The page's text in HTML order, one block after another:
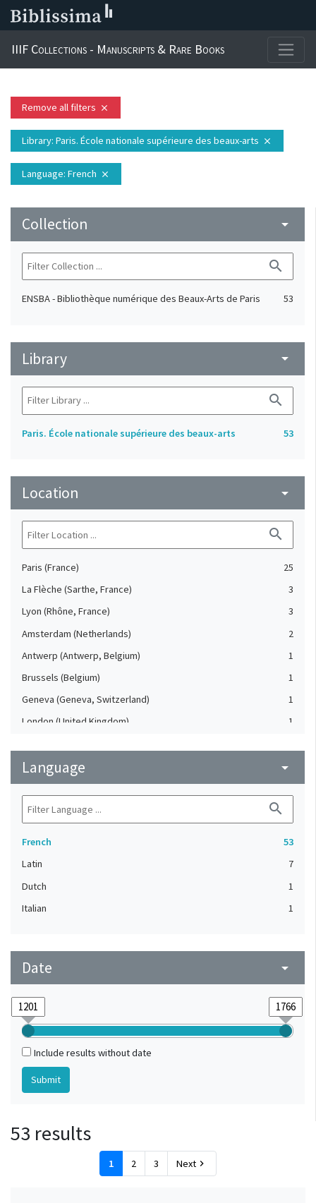
IIIF Collections - Manuscripts & Rare Books
Remove all filters close
Library: Paris. École nationale supérieure des beaux-arts close
Language: French close
Collection arrow_drop_down
search
ENSBA - Bibliothèque numérique des Beaux-Arts de Paris 53
Library arrow_drop_down
search
Paris. École nationale supérieure des beaux-arts 53
Location arrow_drop_down
search
Paris (France)
25
La Flèche (Sarthe, France)
3
Lyon (Rhône, France)
3
Amsterdam (Netherlands)
2
Antwerp (Antwerp, Belgium)
1
Brussels (Belgium)
1
Geneva (Geneva, Switzerland)
1
London (United Kingdom)
1
Pin (Haute-Saône, France)
Language arrow_drop_down
search
French
53
Latin
7
Dutch
1
Italian
1
Date arrow_drop_down
Include results without date
53 results
1 2 3 Next chevron_right